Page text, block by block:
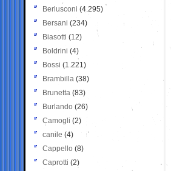
Berlusconi (4.295)
Bersani (234)
Biasotti (12)
Boldrini (4)
Bossi (1.221)
Brambilla (38)
Brunetta (83)
Burlando (26)
Camogli (2)
canile (4)
Cappello (8)
Caprotti (2)